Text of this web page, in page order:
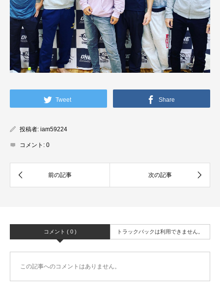
Tweet Share
投稿者: iam59224
コメント: 0
コメント ( 0 ) トラックバックは利用できません。
この記事へのコメントはありません。